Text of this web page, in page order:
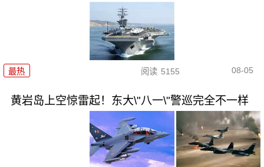
最热 阅读 5155 08-05
黄岩岛上空惊雷起！东大\"八一\"警巡完全不一样